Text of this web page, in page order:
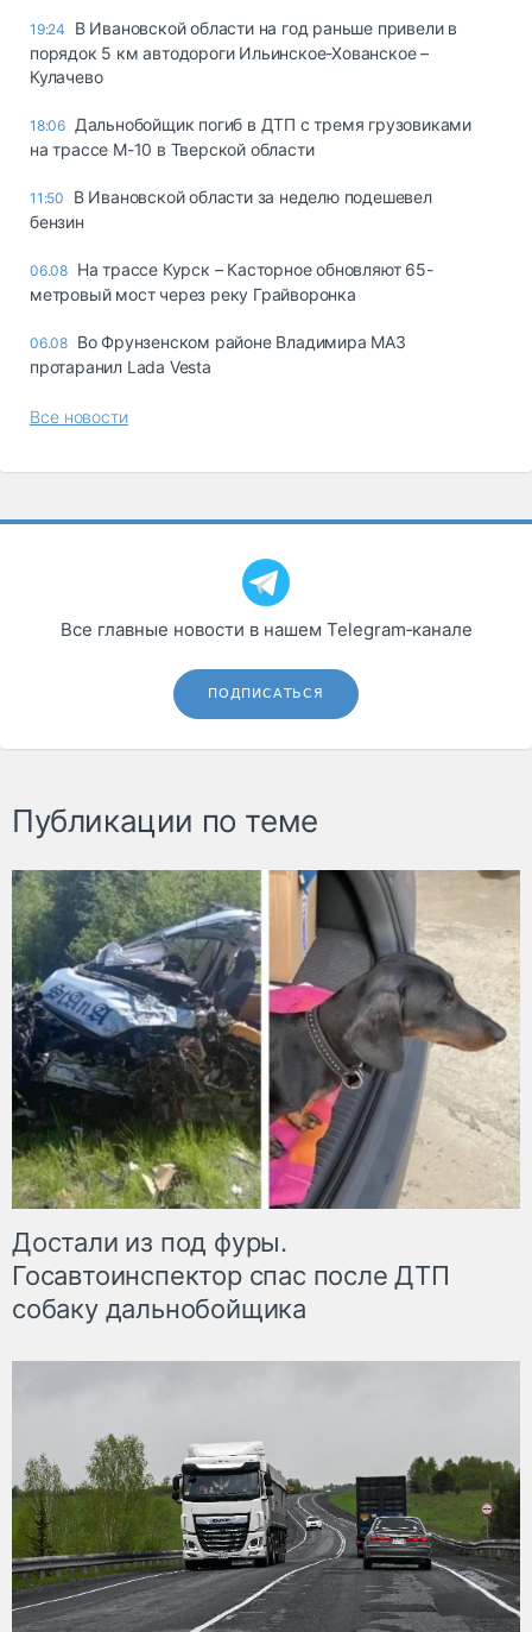
19:24
В Ивановской области на год раньше привели в
порядок 5 км автодороги Ильинское-Хованское –
Кулачево
18:06 Дальнобойщик погиб в ДТП с тремя грузовиками
на трассе М-10 в Тверской области
11:50
В Ивановской области за неделю подешевел
бензин
06.08 На трассе Курск – Касторное обновляют 65-
метровый мост через реку Грайворонка
06.08 Во Фрунзенском районе Владимира МАЗ
протаранил Lada Vesta
Все новости
Все главные новости в нашем Telegram‑канале
ПОДПИСАТЬСЯ
Публикации по теме
Достали из под фуры.
Госавтоинспектор спас после ДТП
собаку дальнобойщика